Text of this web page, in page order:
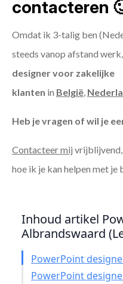
contacteren
Omdat ik 3-talig ben
steeds vanop afstand
designer voor zakelijke
klanten in België,
Heb je vragen of wil je
Contacteer mij
hoe ik je kan helpen met
Inhoud artikel
Albrandswaard
PowerPoint
PowerPoint